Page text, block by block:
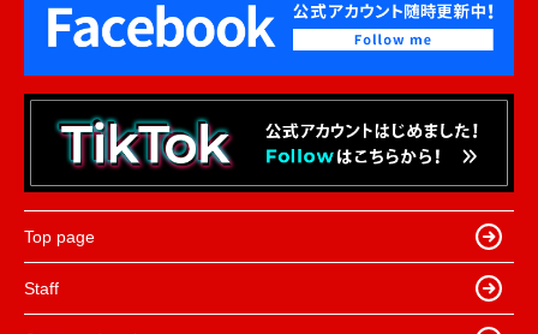
Top page
Staff